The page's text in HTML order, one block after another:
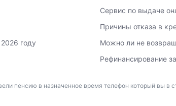
году
Сервис по выдаче
Причины отказа в
Можно ли не
Рефинансирование
пенсию в назначенное время телефон который вы в